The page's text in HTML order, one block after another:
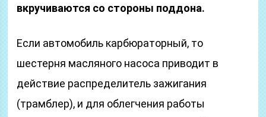
вкручиваются со стороны поддона.
Если автомобиль карбюраторный, то
шестерня масляного насоса приводит в
действие распределитель зажигания
(трамблер), и для облегчения работы